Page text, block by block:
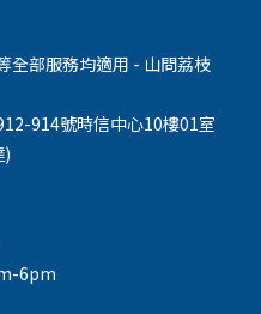
全部服務均適用 - 山問荔枝
914號時信中心10樓01室
)
6pm